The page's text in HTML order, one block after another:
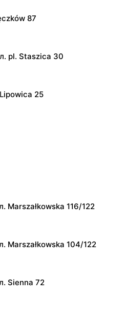
87
pl. Staszica 30
25
Żwirki 61
45
Marszałkowska 116/122
Marszałkowska 104/122
Sienna 72